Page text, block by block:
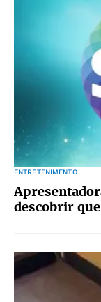
ENTRETENIMENTO
descobrir